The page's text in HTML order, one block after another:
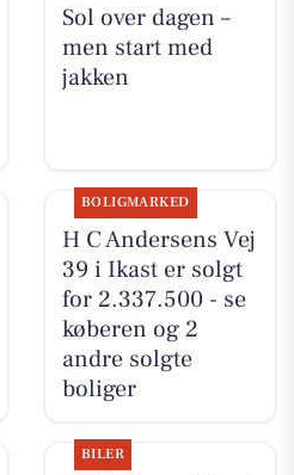
Sol over dagen –
men start med
jakken
BOLIGMARKED
H C Andersens Vej
39 i Ikast er solgt
for 2.337.500 - se
køberen og 2
andre solgte
boliger
BILER